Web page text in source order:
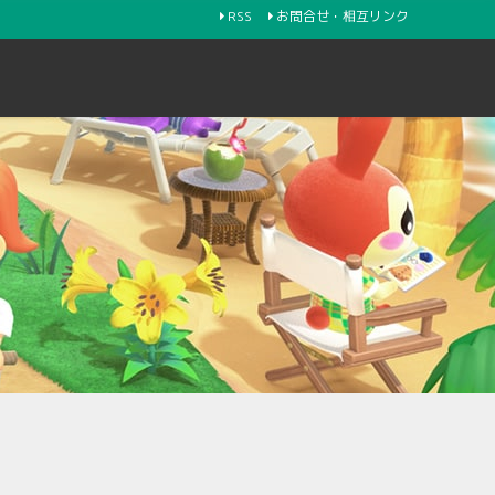
RSS お問合せ・相互リンク